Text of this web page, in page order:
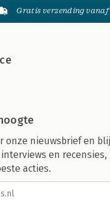
Gratis verzending
onze nieuwsbrief en
en
acties.